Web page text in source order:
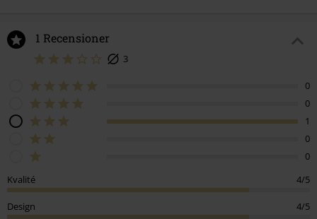
1 Recensioner
3
0
0
1
0
0
Kvalité
4/5
Design 4/5